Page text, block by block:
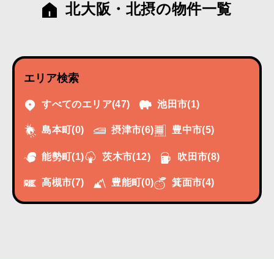
北大阪・北摂の物件一覧
エリア検索
すべてのエリア(47) 池田市(1)
島本町(0) 摂津市(6) 豊中市(5)
能勢町(1) 茨木市(12) 吹田市(8)
高槻市(7) 豊能町(0) 箕面市(4)